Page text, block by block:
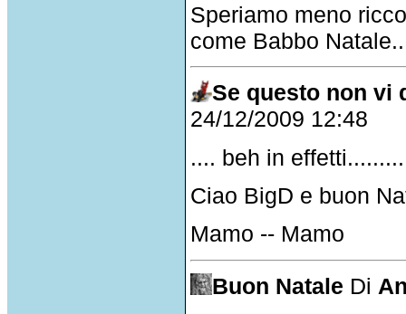
Speriamo meno
come Babbo
Se questo non vi
24/12/2009 12:48
.... beh in
Ciao BigD e buon
Mamo -- Mamo
Buon Natale Di